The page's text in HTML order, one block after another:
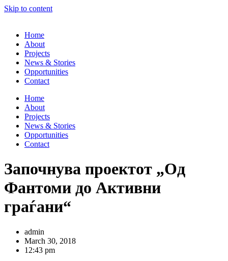
Skip to content
Home
About
Projects
News & Stories
Opportunities
Contact
Home
About
Projects
News & Stories
Opportunities
Contact
Започнува проектот „Од
Фантоми до Активни
граѓани“
admin
March 30, 2018
12:43 pm